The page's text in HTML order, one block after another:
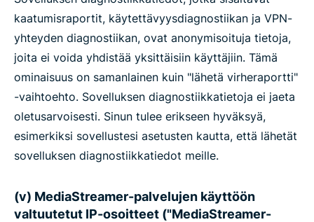
kaatumisraportit, käytettävyysdiagnostiikan ja VPN-
yhteyden diagnostiikan, ovat anonymisoituja tietoja,
joita ei voida yhdistää yksittäisiin käyttäjiin. Tämä
ominaisuus on samanlainen kuin "lähetä virheraportti"
-vaihtoehto. Sovelluksen diagnostiikkatietoja ei jaeta
oletusarvoisesti. Sinun tulee erikseen hyväksyä,
esimerkiksi sovellustesi asetusten kautta, että lähetät
sovelluksen diagnostiikkatiedot meille.
(v) MediaStreamer-palvelujen käyttöön
valtuutetut IP-osoitteet ("MediaStreamer-